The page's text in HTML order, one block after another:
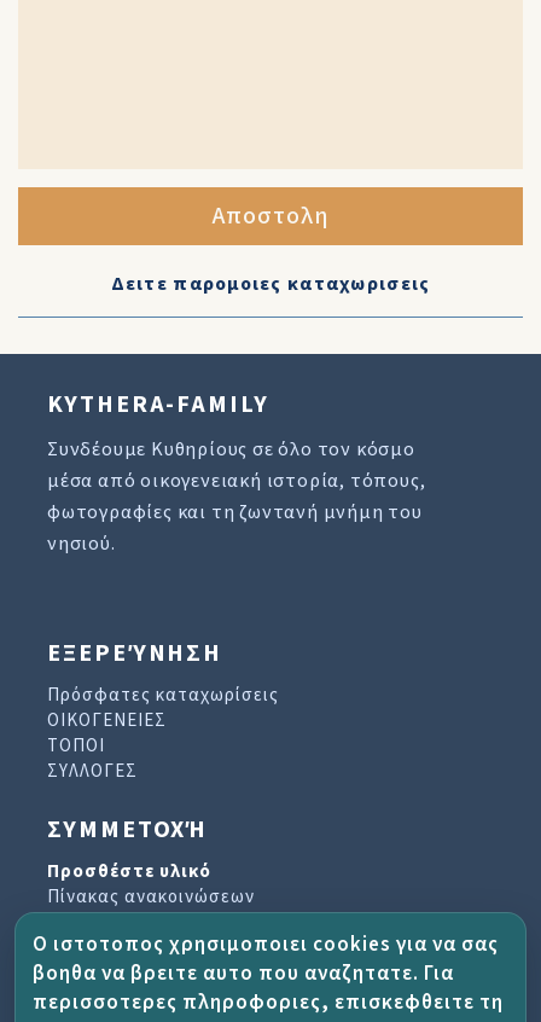
Αποστολη
Δειτε παρομοιες καταχωρισεις
KYTHERA-FAMILY
Συνδέουμε Κυθηρίους σε όλο τον κόσμο
μέσα από οικογενειακή ιστορία, τόπους,
φωτογραφίες και τη ζωντανή μνήμη του
νησιού.
ΕΞΕΡΕΎΝΗΣΗ
Πρόσφατες καταχωρίσεις
ΟΙΚΟΓΕΝΕΙΕΣ
ΤΟΠΟΙ
ΣΥΛΛΟΓΕΣ
ΣΥΜΜΕΤΟΧΉ
Προσθέστε υλικό
Πίνακας ανακοινώσεων
Αρχείο ενημερωτικών δελτίων
ΈΡΓΟ ΚΑΙ ΒΟΉΘΕΙΑ
Ο ιστοτοπος χρησιμοποιει cookies για να σας
βοηθα να βρειτε αυτο που αναζητατε. Για
περισσοτερες πληροφοριες, επισκεφθειτε τη